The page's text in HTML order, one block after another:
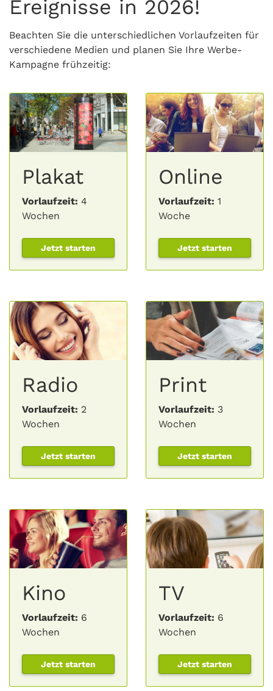
Ereignisse in 2026!
Beachten Sie die unterschiedlichen Vorlaufzeiten für
verschiedene Medien und planen Sie Ihre Werbe-
Kampagne frühzeitig:
Plakat
Vorlaufzeit: 4
Wochen
Jetzt starten
Online
Vorlaufzeit: 1
Woche
Jetzt starten
Radio
Vorlaufzeit: 2
Wochen
Jetzt starten
Print
Vorlaufzeit: 3
Wochen
Jetzt starten
Kino
Vorlaufzeit: 6
Wochen
Jetzt starten
TV
Vorlaufzeit: 6
Wochen
Jetzt starten